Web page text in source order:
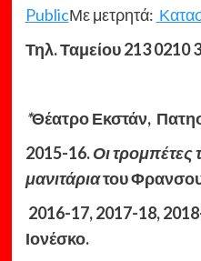
PublicΜε μετρητά:
Τηλ. Ταμείου 213 0210
*Θέατρο Εκστάν,
2015-16.Οι τρομπέτες
μανιτάριατου
2016-17, 2017-18,
Ιονέσκο.